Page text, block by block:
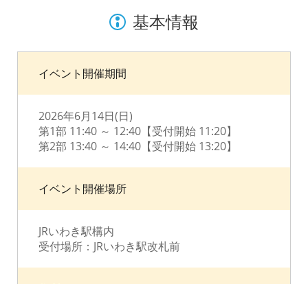
基本情報
イベント開催期間
2026年6月14日(日)
第1部 11:40 ～ 12:40【受付開始 11:20】
第2部 13:40 ～ 14:40【受付開始 13:20】
イベント開催場所
JRいわき駅構内
受付場所：JRいわき駅改札前